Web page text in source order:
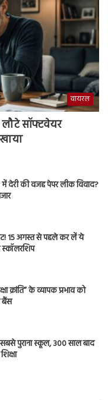
वायरल
लौटे सॉफ्टवेयर
देरी की वजह पेपर लीक विवाद?
15 अगस्त से पहले कर लें ये
क्रांति” के व्यापक प्रभाव को
बैंस
पुराना स्कूल, 300 साल बाद